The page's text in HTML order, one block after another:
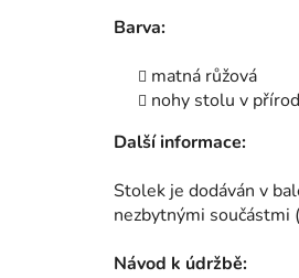
Barva:
matná růžová
nohy stolu v
Další informace:
Stolek je dodáván v
nezbytnými součástmi
Návod k údržbě: